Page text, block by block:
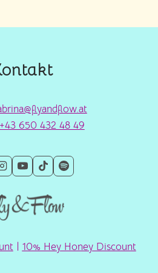
+43 650 432 48 49
| 10% Hey Honey Discount